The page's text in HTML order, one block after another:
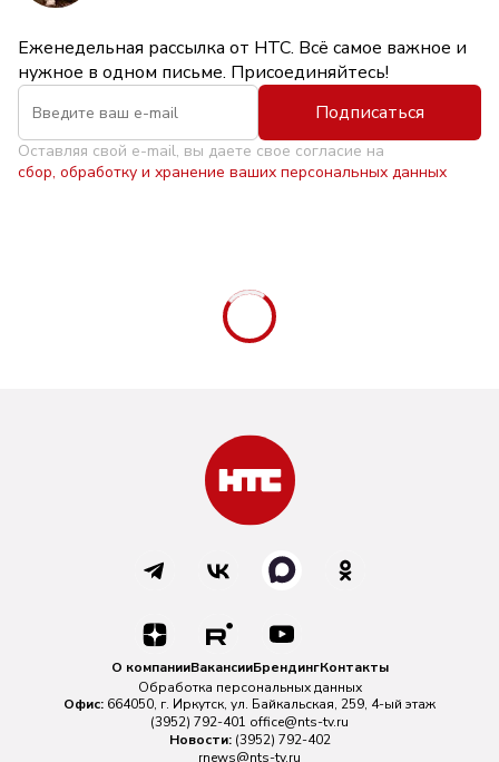
Еженедельная рассылка от НТС. Всё самое важное и
нужное в одном письме. Присоединяйтесь!
Подписаться
Оставляя свой e-mail, вы даете свое согласие на
сбор, обработку и хранение ваших персональных данных
О компанииВакансииБрендингКонтакты
Обработка персональных данных
Офис: 664050, г. Иркутск, ул. Байкальская, 259, 4-ый этаж
(3952) 792-401 office@nts-tv.ru
Новости: (3952) 792-402
rnews@nts-tv.ru